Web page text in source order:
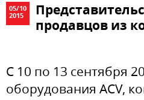
05/10
2015
продавцов из
С 10 по 13 сентября
оборудования ACV,